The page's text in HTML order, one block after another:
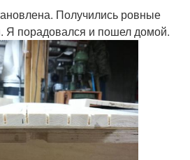
Получились ровные
Я порадовался и пошел домой.